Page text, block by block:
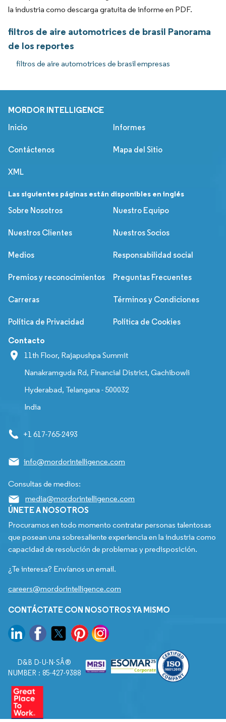
la industria como descarga gratuita de informe en PDF.
filtros de aire automotrices de brasil Panorama
de los reportes
filtros de aire automotrices de brasil empresas
MORDOR INTELLIGENCE
Inicio Informes
Contáctenos Mapa del Sitio
XML
Las siguientes páginas están disponibles en inglés
Sobre Nosotros
Nuestro Equipo
Nuestros Clientes Nuestros Socios
Medios Responsabilidad social
Premios y reconocimientos Preguntas Frecuentes
Carreras Términos y Condiciones
Política de Privacidad Política de Cookies
Contacto
11th Floor, Rajapushpa Summit
Nanakramguda Rd, Financial District, Gachibowli
Hyderabad, Telangana - 500032
India
+1 617-765-2493
info@mordorintelligence.com
Consultas de medios:
media@mordorintelligence.com
ÚNETE A NOSOTROS
Procuramos en todo momento contratar personas talentosas
que posean una sobresaliente experiencia en la industria como
capacidad de resolución de problemas y predisposición.
¿Te interesa? Envíanos un email.
careers@mordorintelligence.com
CONTÁCTATE CON NOSOTROS YA MISMO
D&B D-U-N-SÂ®
NUMBER : 85-427-9388